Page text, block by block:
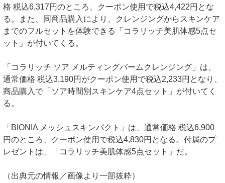
格 税込6,317円のところ、クーポン使用で税込4,422円とな
る。また、同商品購入により、クレンジングからスキンケア
までのフルセットを体験できる「コラリッチ美肌体感5点セ
ット」が付いてくる。
「コラリッチ ソア メルティングバームクレンジング」は、
通常価格 税込3,190円がクーポン使用で税込2,233円となり、
商品購入で「ソア時間別スキンケア4点セット」が付いてく
る。
「BIONIA メッシュスキンパクト」は、通常価格 税込6,900
円のところ、クーポン使用で税込4,830円となる。付属のプ
レゼントは、「コラリッチ美肌体感5点セット」だ。
（出典元の情報／画像より一部抜粋）